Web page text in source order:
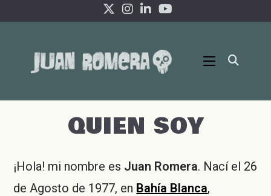
al
QUIEN SOY
¡Hola! mi nombre es Juan Romera. Nací el 26
de Agosto de 1977, en Bahía Blanca,